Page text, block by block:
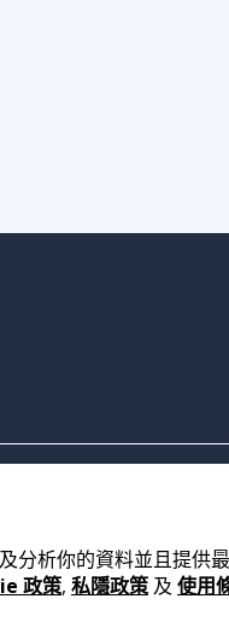
分析你的資料並且提供
政策, 私隱政策 及 使用